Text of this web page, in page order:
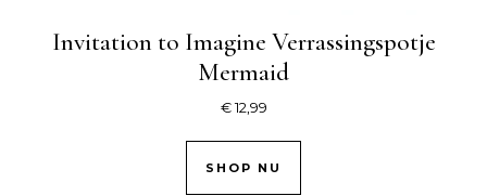
Invitation to Imagine Verrassingspotje
Mermaid
€12,99
SHOP NU